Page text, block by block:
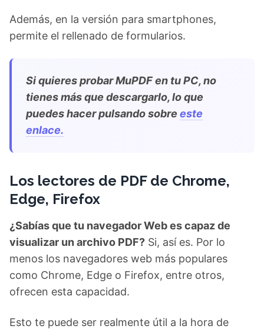
Además, en la versión para smartphones,
permite el rellenado de formularios.
Si quieres probar MuPDF en tu PC, no
tienes más que descargarlo, lo que
puedes hacer pulsando sobre este
enlace.
Los lectores de PDF de Chrome,
Edge, Firefox
¿Sabías que tu navegador Web es capaz de
visualizar un archivo PDF? Si, así es. Por lo
menos los navegadores web más populares
como Chrome, Edge o Firefox, entre otros,
ofrecen esta capacidad.
Esto te puede ser realmente útil a la hora de